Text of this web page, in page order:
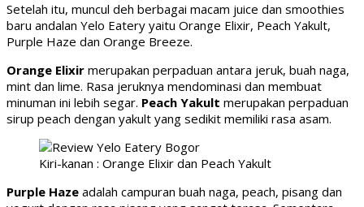
Setelah itu, muncul deh berbagai macam juice dan smoothies
baru andalan Yelo Eatery yaitu Orange Elixir, Peach Yakult,
Purple Haze dan Orange Breeze.
Orange Elixir merupakan perpaduan antara jeruk, buah naga,
mint dan lime. Rasa jeruknya mendominasi dan membuat
minuman ini lebih segar. Peach Yakult merupakan perpaduan
sirup peach dengan yakult yang sedikit memiliki rasa asam.
Kiri-kanan : Orange Elixir dan Peach Yakult
Purple Haze adalah campuran buah naga, peach, pisang dan